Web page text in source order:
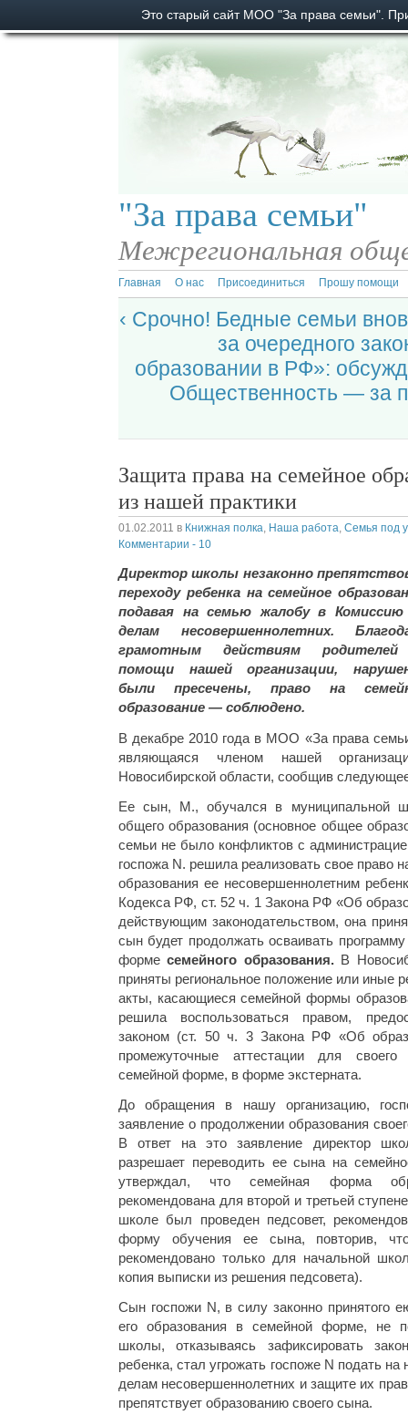
Это старый сайт МОО "За права семьи".
"За права семьи"
Межрегиональная
Главная О нас Присоединиться Прошу помощи
‹ Срочно! Бедные семьи
за очередного
образовании в РФ»:
Общественность — за
Защита права на семейное
из нашей практики
01.02.2011 в Книжная полка, Наша работа, Семья под
Комментарии - 10
Директор школы незаконно
переходу ребенка на семейное
подавая на семью жалобу в
делам несовершеннолетних.
грамотным действиям
помощи нашей организации,
были пресечены, право на
образование — соблюдено.
В декабре 2010 года в МОО «За права
являющаяся членом нашей
Новосибирской области, сообщив
Ее сын, M., обучался в муниципальной
общего образования (основное общее
семьи не было конфликтов с
госпожа N. решила реализовать свое право
образования ее несовершеннолетним
Кодекса РФ, ст. 52 ч. 1 Закона РФ «Об
действующим законодательством, она
сын будет продолжать осваивать
формесемейного образования. В
приняты региональное положение или иные
акты, касающиеся семейной формы
решила воспользоваться правом,
законом (ст. 50 ч. 3 Закона РФ «Об
промежуточные аттестации для
семейной форме, в форме экстерната.
До обращения в нашу организацию,
заявление о продолжении образования
В ответ на это заявление директор
разрешает переводить ее сына на
утверждал, что семейная форма
рекомендована для второй и третьей
школе был проведен педсовет,
форму обучения ее сына, повторив,
рекомендовано только для начальной
копия выписки из решения педсовета).
Сын госпожи N, в силу законно принятого
его образования в семейной форме, не
школы, отказываясь зафиксировать
ребенка, стал угрожать госпоже N подать
делам несовершеннолетних и защите их
препятствует образованию своего сына.